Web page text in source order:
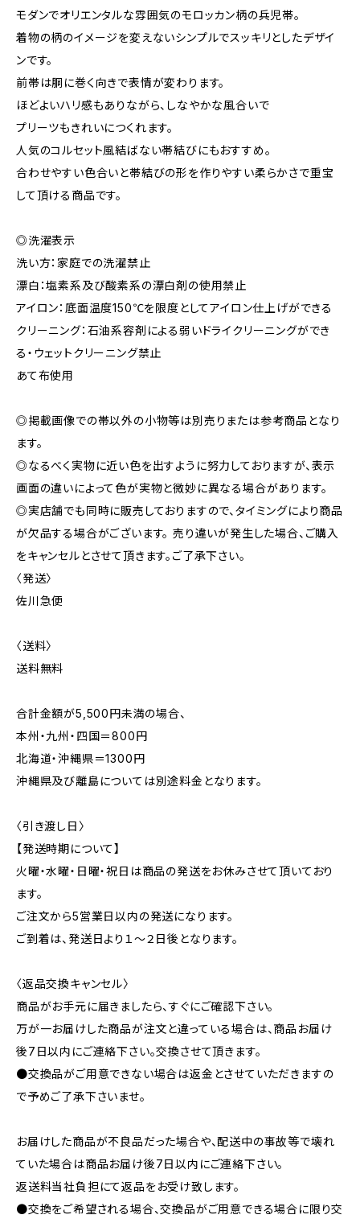
モダンでオリエンタルな雰囲気のモロッカン柄の兵児帯。
着物の柄のイメージを変えないシンプルでスッキリとしたデザイ
ンです。
前帯は胴に巻く向きで表情が変わります。
ほどよいハリ感もありながら、しなやかな風合いで
プリーツもきれいにつくれます。
人気のコルセット風結ばない帯結びにもおすすめ。
合わせやすい色合いと帯結びの形を作りやすい柔らかさで重宝
して頂ける商品です。
◎洗濯表示
洗い方：家庭での洗濯禁止
漂白：塩素系及び酸素系の漂白剤の使用禁止
アイロン：底面温度150℃を限度としてアイロン仕上げができる
クリーニング：石油系容剤による弱いドライクリーニングができ
る・ウェットクリーニング禁止
あて布使用
◎掲載画像での帯以外の小物等は別売りまたは参考商品となり
ます。
◎なるべく実物に近い色を出すように努力しておりますが、表示
画面の違いによって色が実物と微妙に異なる場合があります。
◎実店舗でも同時に販売しておりますので、タイミングにより商品
が欠品する場合がございます。 売り違いが発生した場合、ご購入
をキャンセルとさせて頂きます。ご了承下さい。
〈発送〉
佐川急便
〈送料〉
送料無料
合計金額が5,500円未満の場合、
本州・九州・四国＝800円
北海道・沖縄県＝1300円
沖縄県及び離島については別途料金となります。
〈引き渡し日〉
【発送時期について】
火曜・水曜・日曜・祝日は商品の発送をお休みさせて頂いており
ます。
ご注文から5営業日以内の発送になります。
ご到着は、発送日より１～２日後となります。
〈返品交換キャンセル〉
商品がお手元に届きましたら、すぐにご確認下さい。
万が一お届けした商品が注文と違っている場合は、商品お届け
後7日以内にご連絡下さい。交換させて頂きます。
●交換品がご用意できない場合は返金とさせていただきますの
で予めご了承下さいませ。
お届けした商品が不良品だった場合や、配送中の事故等で壊れ
ていた場合は商品お届け後7日以内にご連絡下さい。
返送料当社負担にて返品をお受け致します。
●交換をご希望される場合、交換品がご用意できる場合に限り交